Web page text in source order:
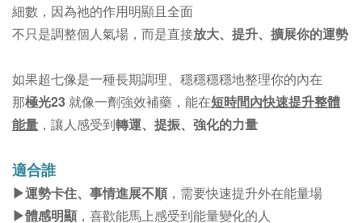
細數，因為祂的作用明顯且全面
不只是調整個人氣場，而是直接放大、提升、擴展你的運勢
如果超七像是一種長期調理、穩穩穩穩地整理你的內在
那極光23就像一劑強效補藥，能在短時間內快速提升整體
能量 ，讓人感受到轉運、提振、強化的力量
適合誰
▶︎運勢卡住、事情進展不順 ，需要快速提升外在能量場
▶︎體感明顯，喜歡能馬上感受到能量變化的人